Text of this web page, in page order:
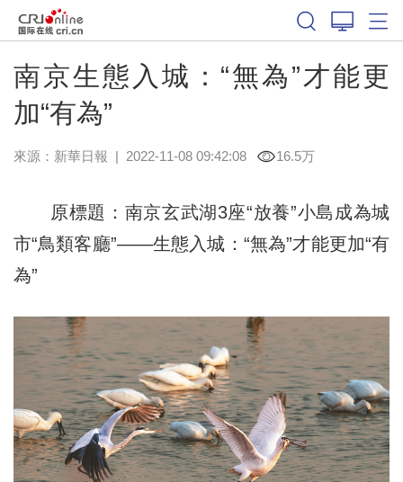
南京生態入城：“無為”才能更
加“有為”
來源： 新華日報 | 2022-11-08 09:42:08 16.5万
原標題：南京玄武湖3座“放養”小島成為城
市“鳥類客廳”——生態入城：“無為”才能更加“有
為”